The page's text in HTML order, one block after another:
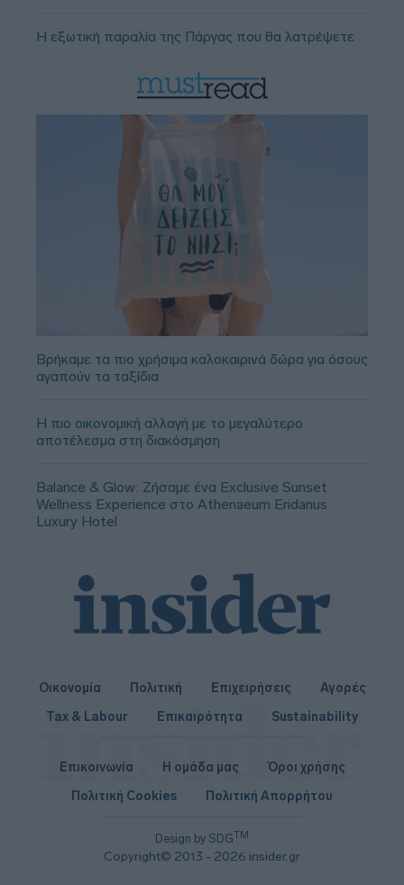
Η εξωτική παραλία της Πάργας που θα λατρέψετε
Βρήκαμε τα πιο χρήσιμα καλοκαιρινά δώρα για όσους
αγαπούν τα ταξίδια
Η πιο οικονομική αλλαγή με το μεγαλύτερο
αποτέλεσμα στη διακόσμηση
Balance & Glow: Ζήσαμε ένα Exclusive Sunset
Wellness Experience στο Athenaeum Eridanus
Luxury Hotel
Οικονομία Πολιτική Επιχειρήσεις
Αγορές
Tax & Labour
Επικαιρότητα Sustainability
Design by SDGTM
Copyright© 2013 - 2026 insider.gr
Επικοινωνία Η ομάδα μας
Όροι χρήσης
Πολιτική Cookies
Πολιτική Απορρήτου